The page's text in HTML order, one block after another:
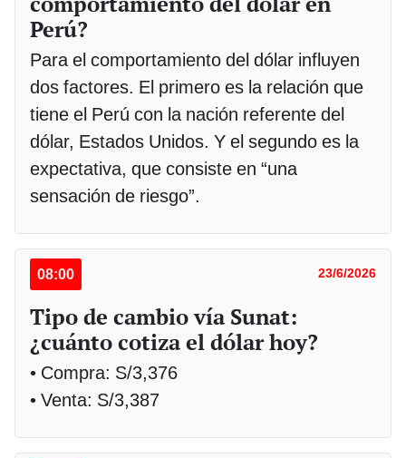
Perú?
Para el comportamiento del dólar influyen
dos factores. El primero es la relación que
tiene el Perú con la nación referente del
dólar, Estados Unidos. Y el segundo es la
expectativa, que consiste en “una
sensación de riesgo”.
08:00 23/6/2026
Tipo de cambio vía Sunat:
¿cuánto cotiza el dólar hoy?
• Compra: S/3,376
• Venta: S/3,387